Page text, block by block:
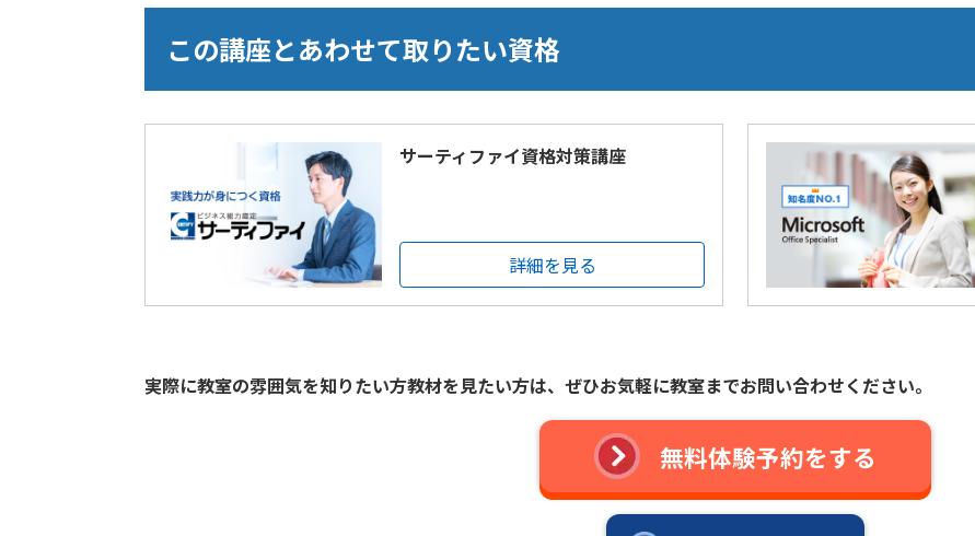
この講座とあわせて取りたい資格
サーティファイ資格対策講座
詳細を見る
実際に教室の雰囲気を知りたい方教材を見たい方は、 ぜひお気軽に教室までお問い合わせください。
無料体験予約をする